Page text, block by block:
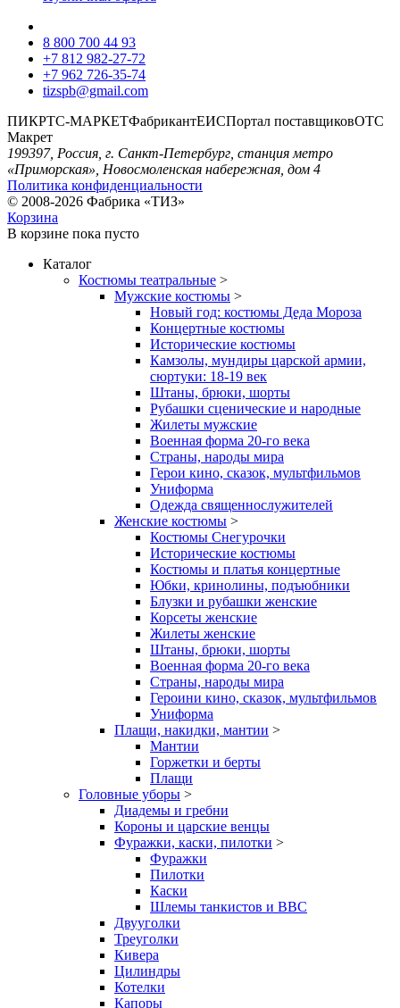
8 800 700 44 93
+7 812 982-27-72
+7 962 726-35-74
tizspb@gmail.com
ПИКРТС-МАРКЕТФабрикантЕИСПортал поставщиковОТС
Макрет
199397, Россия, г. Санкт-Петербург, станция метро
«Приморская», Новосмоленская набережная, дом 4
Политика конфиденциальности
© 2008-2026 Фабрика «ТИЗ»
Корзина
В корзине пока пусто
Каталог
Костюмы театральные >
Мужские костюмы >
Новый год: костюмы Деда Мороза
Концертные костюмы
Исторические костюмы
Камзолы, мундиры царской армии,
сюртуки: 18-19 век
Штаны, брюки, шорты
Рубашки сценические и народные
Жилеты мужские
Военная форма 20-го века
Страны, народы мира
Герои кино, сказок, мультфильмов
Униформа
Одежда священнослужителей
Женские костюмы >
Костюмы Снегурочки
Исторические костюмы
Костюмы и платья концертные
Юбки, кринолины, подъюбники
Блузки и рубашки женские
Корсеты женские
Жилеты женские
Штаны, брюки, шорты
Военная форма 20-го века
Страны, народы мира
Героини кино, сказок, мультфильмов
Униформа
Плащи, накидки, мантии >
Мантии
Горжетки и берты
Плащи
Головные уборы >
Диадемы и гребни
Короны и царские венцы
Фуражки, каски, пилотки >
Фуражки
Пилотки
Каски
Шлемы танкистов и ВВС
Двууголки
Треуголки
Кивера
Цилиндры
Котелки
Капоры